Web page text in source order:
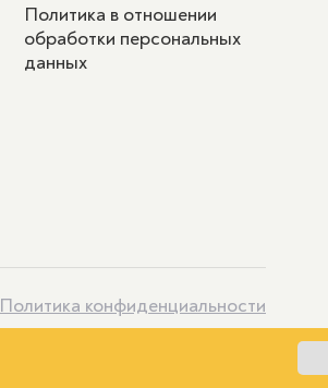
Политика в отношении
обработки персональных
данных
Политика конфиденциальности